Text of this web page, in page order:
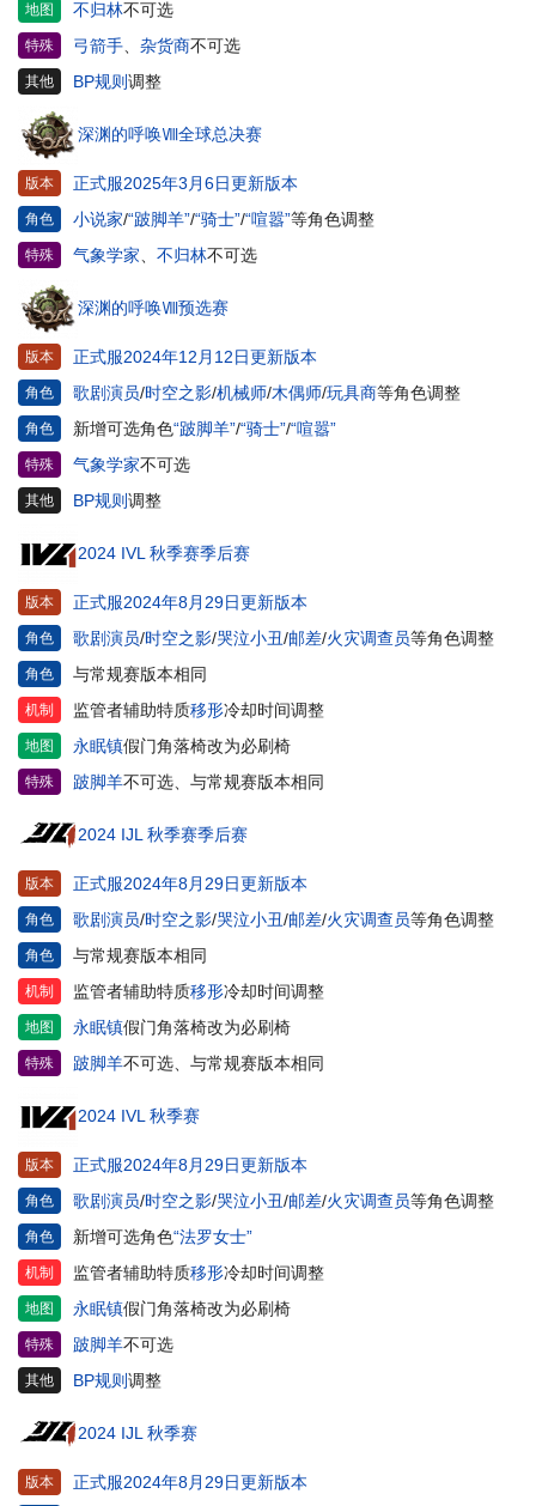
地图 不归林不可选
特殊 弓箭手 杂货商不可选
其他 BP规则调整
深渊的呼唤Ⅷ全球总决赛
版本 正式服2025年3月6日更新版本
角色 小说家/“跛脚羊”/“骑士”/“喧嚣”等角色调整
特殊 气象学家 不归林不可选
深渊的呼唤Ⅷ预选赛
版本 正式服2024年12月12日更新版本
角色 歌剧演员/时空之影/机械师/木偶师/玩具商等角色调整
角色 新增可选角色“跛脚羊”/“骑士”/“喧嚣”
特殊 气象学家不可选
其他 BP规则调整
2024 IVL 秋季赛季后赛
版本 正式服2024年8月29日更新版本
角色 歌剧演员/时空之影/哭泣小丑/邮差/火灾调查员等角色调整
角色 与常规赛版本相同
机制 监管者辅助特质移形冷却时间调整
地图 永眠镇假门角落椅改为必刷椅
特殊 跛脚羊不可选、与常规赛版本相同
2024 IJL 秋季赛季后赛
版本 正式服2024年8月29日更新版本
角色 歌剧演员/时空之影/哭泣小丑/邮差/火灾调查员等角色调整
角色 与常规赛版本相同
机制 监管者辅助特质移形冷却时间调整
地图 永眠镇假门角落椅改为必刷椅
特殊 跛脚羊不可选、与常规赛版本相同
2024 IVL 秋季赛
版本 正式服2024年8月29日更新版本
角色 歌剧演员/时空之影/哭泣小丑/邮差/火灾调查员等角色调整
角色 新增可选角色“法罗女士”
机制 监管者辅助特质移形冷却时间调整
地图 永眠镇假门角落椅改为必刷椅
特殊 跛脚羊不可选
其他 BP规则调整
2024 IJL 秋季赛
版本 正式服2024年8月29日更新版本